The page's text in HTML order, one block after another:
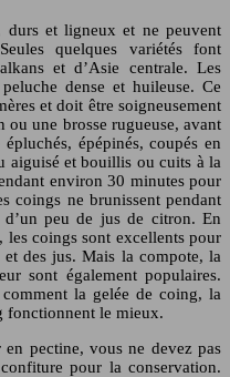
durs et ligneux et ne peuvent
quelques variétés font
et d’Asie centrale. Les
dense et huileuse. Ce
et doit être soigneusement
une brosse rugueuse, avant
épépinés, coupés en
aiguisé et bouillis ou cuits à la
environ 30 minutes pour
coings ne brunissent pendant
peu de jus de citron. En
les coings sont excellents pour
des jus. Mais la compote, la
sont également populaires.
la gelée de coing, la
fonctionnent le mieux.
pectine, vous ne devez pas
pour la conservation.